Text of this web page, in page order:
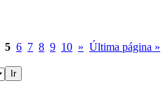
5 6 7 8 9 10 » Última página »